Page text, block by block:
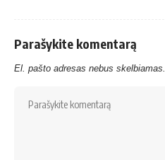
Parašykite komentarą
El. pašto adresas nebus skelbiamas.